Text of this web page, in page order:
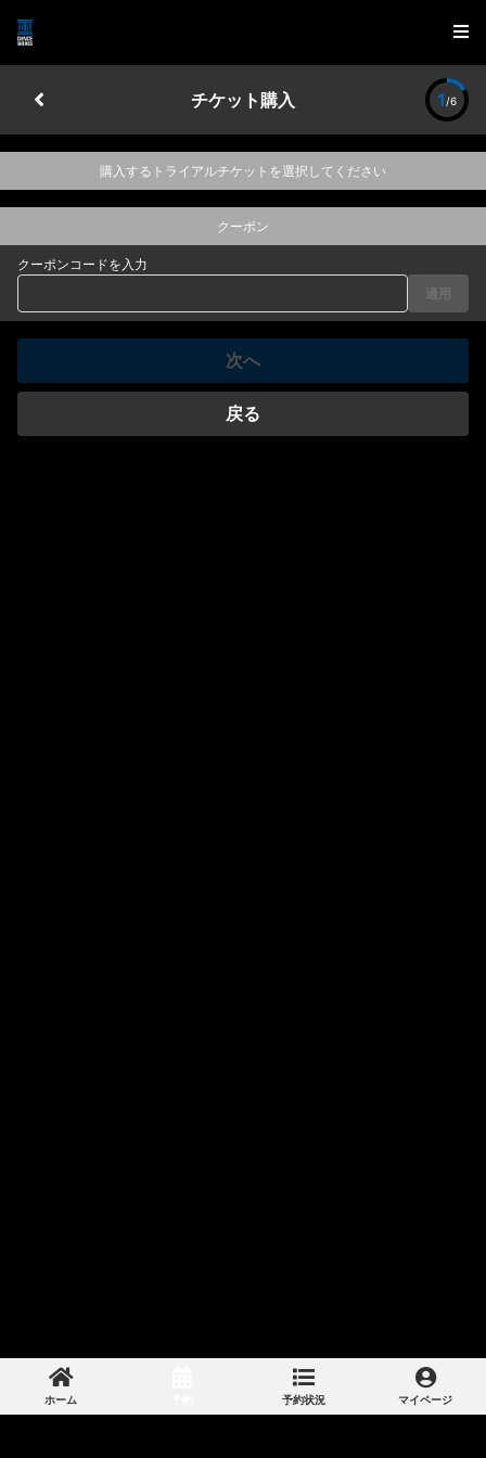
チケット購入 1 /6
購入するトライアルチケットを選択してください
クーポン
クーポンコードを入力
適用
次へ
戻る
ホーム 予約状況 マイページ